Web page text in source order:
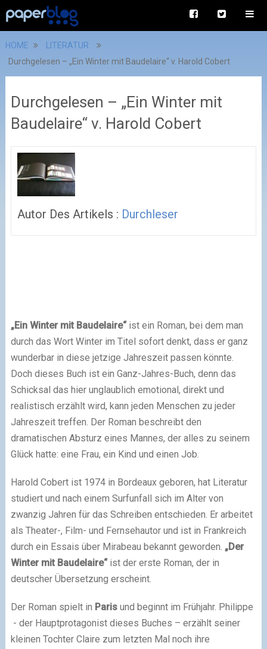
HOME
LITERATUR
Durchgelesen – „Ein Winter mit Baudelaire“ v. Harold Cobert
Durchgelesen – „Ein Winter mit
Baudelaire“ v. Harold Cobert
Autor Des Artikels : Durchleser
„Ein Winter mit Baudelaire“ ist ein Roman, bei dem man
durch das Wort Winter im Titel sofort denkt, dass er ganz
wunderbar in diese jetzige Jahreszeit passen könnte.
Doch dieses Buch ist ein Ganz-Jahres-Buch, denn das
Schicksal das hier unglaublich emotional, direkt und
realistisch erzählt wird, kann jeden Menschen zu jeder
Jahreszeit treffen. Der Roman beschreibt den
dramatischen Absturz eines Mannes, der alles zu seinem
Glück hatte: eine Frau, ein Kind und einen Job.
Harold Cobert ist 1974 in Bordeaux geboren, hat Literatur
studiert und nach einem Surfunfall sich im Alter von
zwanzig Jahren für das Schreiben entschieden. Er arbeitet
als Theater-, Film- und Fernsehautor und ist in Frankreich
durch ein Essais über Mirabeau bekannt geworden. „Der
Winter mit Baudelaire“ist der erste Roman, der in
deutscher Übersetzung erscheint.
Der Roman spielt in Parisund beginnt im Frühjahr. Philippe
- der Hauptprotagonist dieses Buches – erzählt seiner
kleinen Tochter Claire zum letzten Mal noch ihre